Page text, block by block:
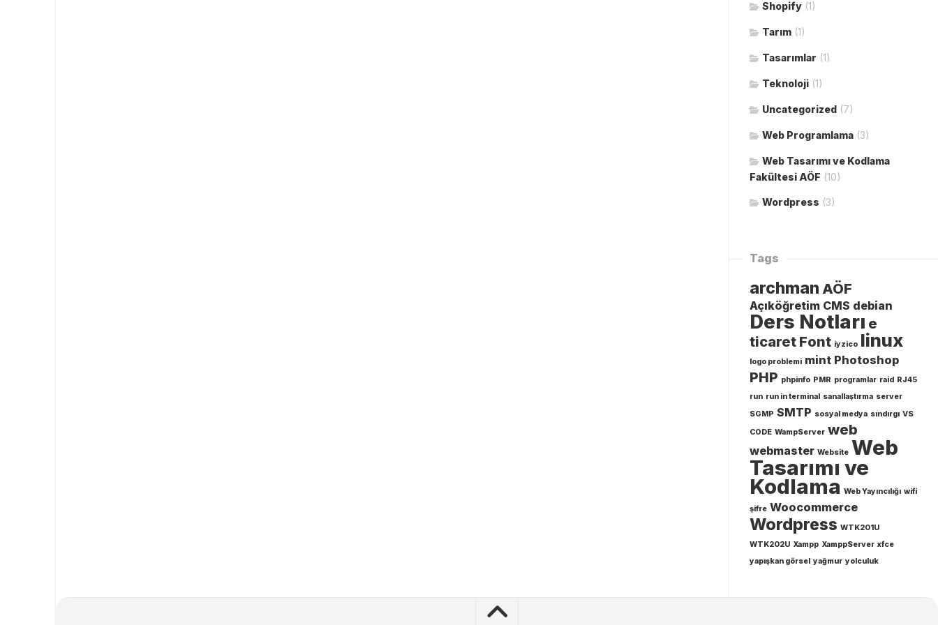
Shopify (1)
Tarım (1)
Tasarımlar (1)
Teknoloji (1)
Uncategorized (7)
Web Programlama (3)
Web Tasarımı ve Kodlama
Fakültesi AÖF (10)
Wordpress (3)
Tags
archman AÖF
Açıköğretim CMS debian
Ders Notları e
ticaret Font iyzico linux
logo problemi mint Photoshop
PHP phpinfo PMR programlar raid RJ45
run run in terminal sanallaştırma server
SGMP SMTP sosyal medya sındırgı VS
CODE WampServer web
webmaster Website Web
Tasarımı ve
Kodlama Web Yayıncılığı wifi
şifre Woocommerce
Wordpress WTK201U
WTK202U Xampp XamppServer xfce
yapışkan görsel yağmur yolculuk